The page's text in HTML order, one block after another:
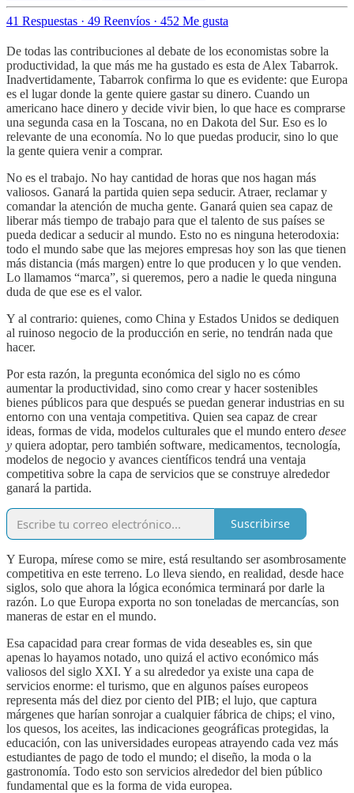
41 Respuestas · 49 Reenvíos · 452 Me gusta
De todas las contribuciones al debate de los economistas sobre la
productividad, la que más me ha gustado es esta de Alex Tabarrok.
Inadvertidamente, Tabarrok confirma lo que es evidente: que Europa
es el lugar donde la gente quiere gastar su dinero. Cuando un
americano hace dinero y decide vivir bien, lo que hace es comprarse
una segunda casa en la Toscana, no en Dakota del Sur. Eso es lo
relevante de una economía. No lo que puedas producir, sino lo que
la gente quiera venir a comprar.
No es el trabajo. No hay cantidad de horas que nos hagan más
valiosos. Ganará la partida quien sepa seducir. Atraer, reclamar y
comandar la atención de mucha gente. Ganará quien sea capaz de
liberar más tiempo de trabajo para que el talento de sus países se
pueda dedicar a seducir al mundo. Esto no es ninguna heterodoxia:
todo el mundo sabe que las mejores empresas hoy son las que tienen
más distancia (más margen) entre lo que producen y lo que venden.
Lo llamamos “marca”, si queremos, pero a nadie le queda ninguna
duda de que ese es el valor.
Y al contrario: quienes, como China y Estados Unidos se dediquen
al ruinoso negocio de la producción en serie, no tendrán nada que
hacer.
Por esta razón, la pregunta económica del siglo no es cómo
aumentar la productividad, sino como crear y hacer sostenibles
bienes públicos para que después se puedan generar industrias en su
entorno con una ventaja competitiva. Quien sea capaz de crear
ideas, formas de vida, modelos culturales que el mundo entero desee
y quiera adoptar, pero también software, medicamentos, tecnología,
modelos de negocio y avances científicos tendrá una ventaja
competitiva sobre la capa de servicios que se construye alrededor
ganará la partida.
Suscribirse
Y Europa, mírese como se mire, está resultando ser asombrosamente
competitiva en este terreno. Lo lleva siendo, en realidad, desde hace
siglos, solo que ahora la lógica económica terminará por darle la
razón. Lo que Europa exporta no son toneladas de mercancías, son
maneras de estar en el mundo.
Esa capacidad para crear formas de vida deseables es, sin que
apenas lo hayamos notado, uno quizá el activo económico más
valiosos del siglo XXI. Y a su alrededor ya existe una capa de
servicios enorme: el turismo, que en algunos países europeos
representa más del diez por ciento del PIB; el lujo, que captura
márgenes que harían sonrojar a cualquier fábrica de chips; el vino,
los quesos, los aceites, las indicaciones geográficas protegidas, la
educación, con las universidades europeas atrayendo cada vez más
estudiantes de pago de todo el mundo; el diseño, la moda o la
gastronomía. Todo esto son servicios alrededor del bien público
fundamental que es la forma de vida europea.